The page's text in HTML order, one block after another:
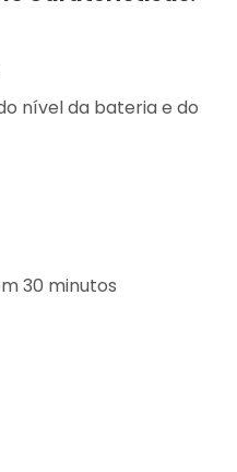
nível da bateria e do
30 minutos